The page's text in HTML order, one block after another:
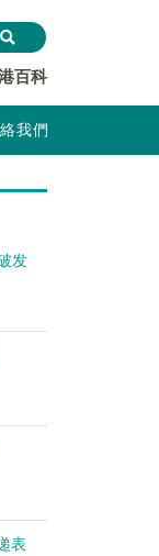
百科
我們
发
表